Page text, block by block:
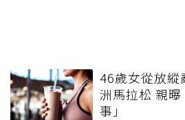
46歲女從放縱
洲馬拉松 親
事」